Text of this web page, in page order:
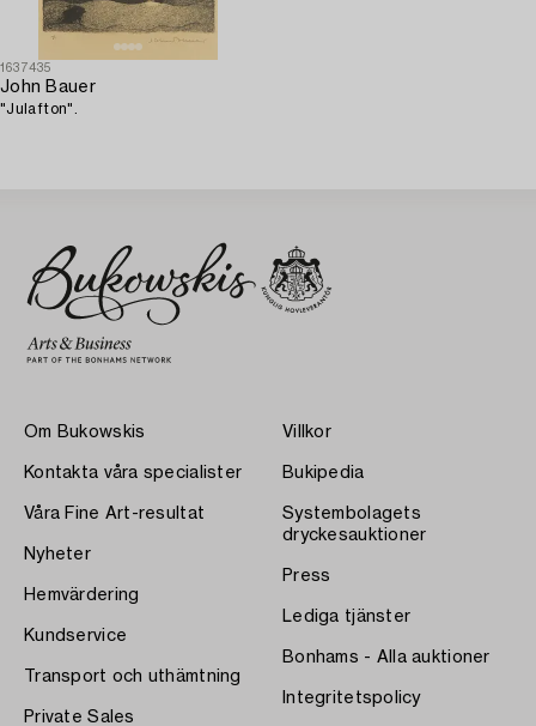
1637435
John Bauer
"Julafton".
Om Bukowskis
Kontakta våra specialister
Våra Fine Art-resultat
Nyheter
Hemvärdering
Kundservice
Transport och uthämtning
Private Sales
Villkor
Bukipedia
Systembolagets
dryckesauktioner
Press
Lediga tjänster
Bonhams - Alla auktioner
Integritetspolicy